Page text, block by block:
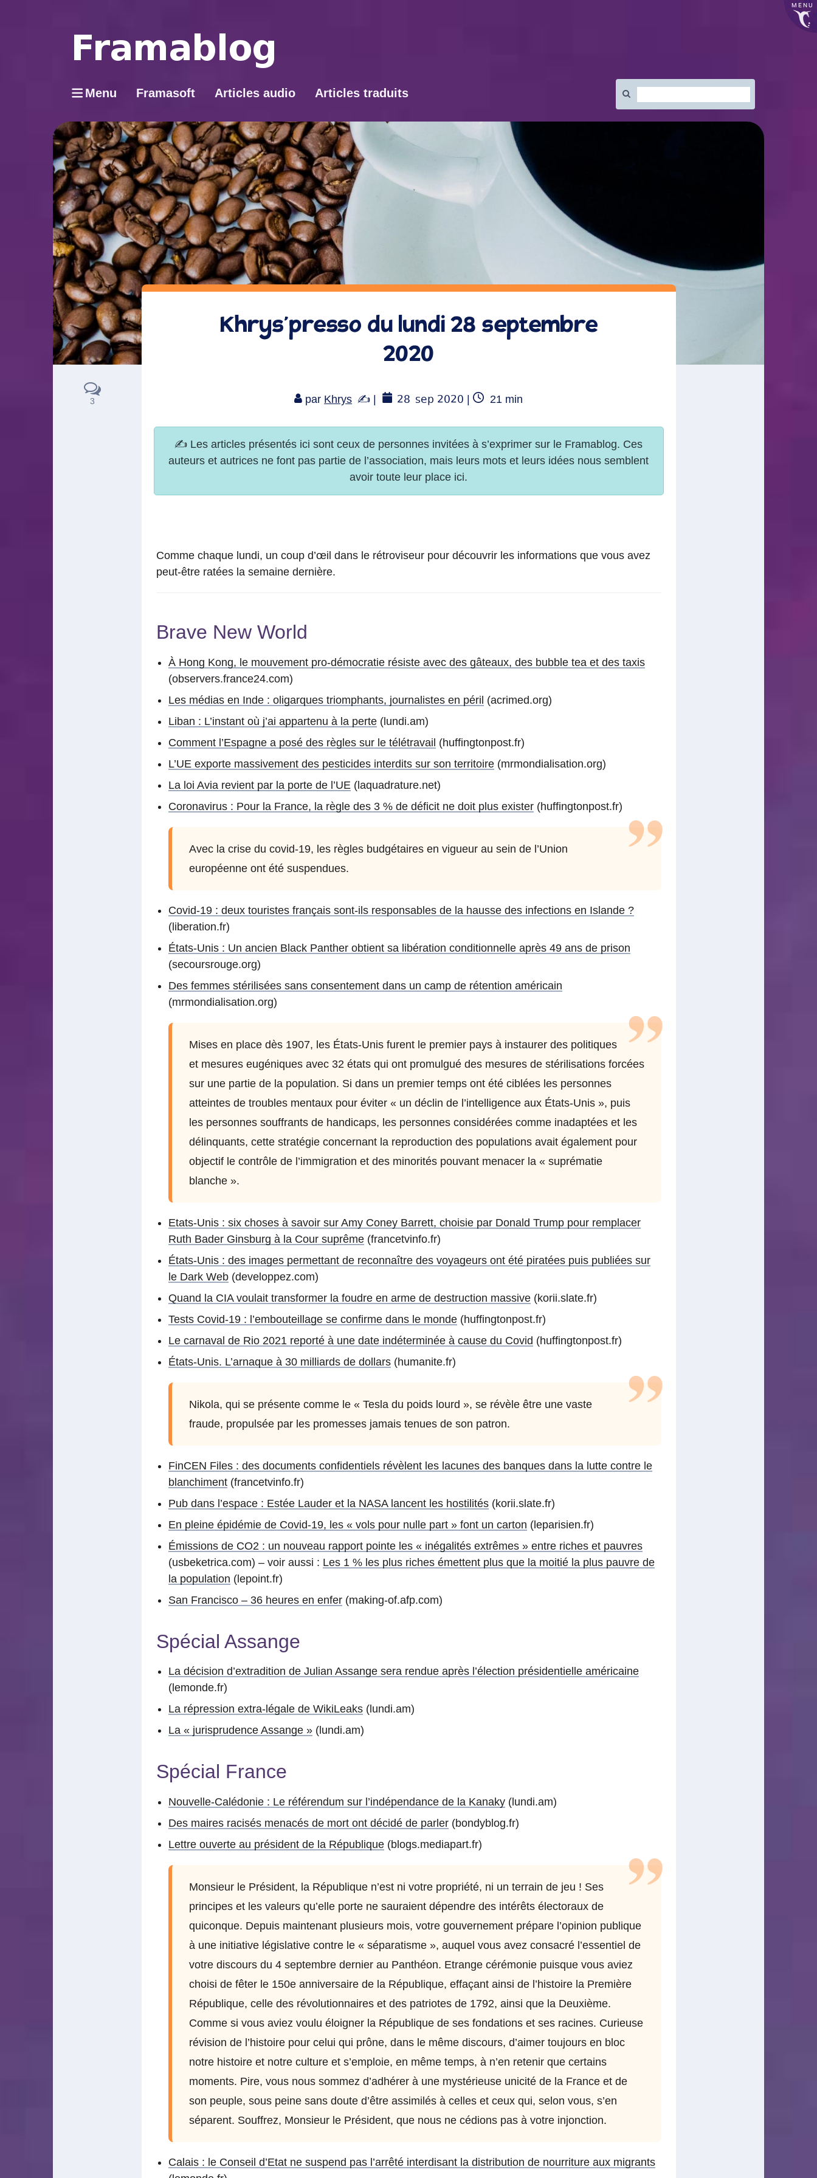
MENU
Menu Framasoft Articles audio Articles traduits
:
3
Khrys’presso du lundi 28 septembre
2020
par Khrys 28 sep 2020
Temps
21min
Comme chaque lundi, un coup d’œil dans le rétroviseur pour découvrir les informations que vous avez
peut-être ratées la semaine dernière.
Brave New World
À Hong Kong, le mouvement pro-démocratie résiste avec des gâteaux, des bubble tea et des taxis
(observers.france24.com)
Les médias en Inde : oligarques triomphants, journalistes en péril (acrimed.org)
Liban : L’instant où j’ai appartenu à la perte(lundi.am)
Comment l’Espagne a posé des règles sur le télétravail (huffingtonpost.fr)
L’UE exporte massivement des pesticides interdits sur son territoire(mrmondialisation.org)
La loi Avia revient par la porte de l’UE (laquadrature.net)
Coronavirus : Pour la France, la règle des 3 % de déficit ne doit plus exister(huffingtonpost.fr)
Avec la crise du covid-19, les règles budgétaires en vigueur au sein de l’Union
européenne ont été suspendues.
Covid-19 : deux touristes français sont-ils responsables de la hausse des infections en Islande ?
(liberation.fr)
États-Unis : Un ancien Black Panther obtient sa libération conditionnelle après 49 ans de prison
(secoursrouge.org)
Des femmes stérilisées sans consentement dans un camp de rétention américain
(mrmondialisation.org)
Mises en place dès 1907, les États-Unis furent le premier pays à instaurer des politiques
et mesures eugéniques avec 32 états qui ont promulgué des mesures de stérilisations forcées
sur une partie de la population. Si dans un premier temps ont été ciblées les personnes
atteintes de troubles mentaux pour éviter « un déclin de l’intelligence aux États-Unis », puis
les personnes souffrants de handicaps, les personnes considérées comme inadaptées et les
délinquants, cette stratégie concernant la reproduction des populations avait également pour
objectif le contrôle de l’immigration et des minorités pouvant menacer la « suprématie
blanche ».
Etats-Unis : six choses à savoir sur Amy Coney Barrett, choisie par Donald Trump pour remplacer
Ruth Bader Ginsburg à la Cour suprême(francetvinfo.fr)
États-Unis : des images permettant de reconnaître des voyageurs ont été piratées puis publiées sur
le Dark Web(developpez.com)
Quand la CIA voulait transformer la foudre en arme de destruction massive(korii.slate.fr)
Tests Covid-19 : l’embouteillage se confirme dans le monde(huffingtonpost.fr)
Le carnaval de Rio 2021 reporté à une date indéterminée à cause du Covid (huffingtonpost.fr)
États-Unis. L’arnaque à 30 milliards de dollars(humanite.fr)
Nikola, qui se présente comme le « Tesla du poids lourd », se révèle être une vaste
fraude, propulsée par les promesses jamais tenues de son patron.
FinCEN Files : des documents confidentiels révèlent les lacunes des banques dans la lutte contre le
blanchiment(francetvinfo.fr)
Pub dans l’espace : Estée Lauder et la NASA lancent les hostilités(korii.slate.fr)
En pleine épidémie de Covid-19, les « vols pour nulle part » font un carton (leparisien.fr)
Émissions de CO2 : un nouveau rapport pointe les « inégalités extrêmes » entre riches et pauvres
(usbeketrica.com) – voir aussi : Les 1 % les plus riches émettent plus que la moitié la plus pauvre de
la population (lepoint.fr)
San Francisco – 36 heures en enfer(making-of.afp.com)
Spécial Assange
La décision d’extradition de Julian Assange sera rendue après l’élection présidentielle américaine
(lemonde.fr)
La répression extra-légale de WikiLeaks(lundi.am)
La « jurisprudence Assange »(lundi.am)
Spécial France
Nouvelle-Calédonie : Le référendum sur l’indépendance de la Kanaky(lundi.am)
Des maires racisés menacés de mort ont décidé de parler(bondyblog.fr)
Lettre ouverte au président de la République(blogs.mediapart.fr)
Monsieur le Président, la République n’est ni votre propriété, ni un terrain de jeu ! Ses
principes et les valeurs qu’elle porte ne sauraient dépendre des intérêts électoraux de
quiconque. Depuis maintenant plusieurs mois, votre gouvernement prépare l’opinion publique
à une initiative législative contre le « séparatisme », auquel vous avez consacré l’essentiel de
votre discours du 4 septembre dernier au Panthéon. Etrange cérémonie puisque vous aviez
choisi de fêter le 150e anniversaire de la République, effaçant ainsi de l’histoire la Première
République, celle des révolutionnaires et des patriotes de 1792, ainsi que la Deuxième.
Comme si vous aviez voulu éloigner la République de ses fondations et ses racines. Curieuse
révision de l’histoire pour celui qui prône, dans le même discours, d’aimer toujours en bloc
notre histoire et notre culture et s’emploie, en même temps, à n’en retenir que certains
moments. Pire, vous nous sommez d’adhérer à une mystérieuse unicité de la France et de
son peuple, sous peine sans doute d’être assimilés à celles et ceux qui, selon vous, s’en
séparent. Souffrez, Monsieur le Président, que nous ne cédions pas à votre injonction.
Calais : le Conseil d’Etat ne suspend pas l’arrêté interdisant la distribution de nourriture aux migrants